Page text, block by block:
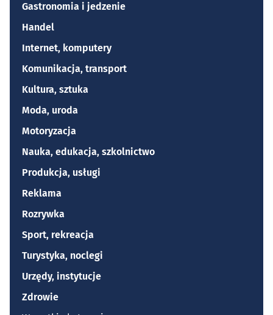
Gastronomia i jedzenie
Handel
Internet, komputery
Komunikacja, transport
Kultura, sztuka
Moda, uroda
Motoryzacja
Nauka, edukacja, szkolnictwo
Produkcja, usługi
Reklama
Rozrywka
Sport, rekreacja
Turystyka, noclegi
Urzędy, instytucje
Zdrowie